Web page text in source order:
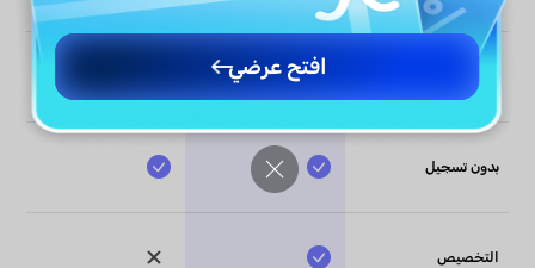
بدون تسجيل
التخصيص
افتح عرضي